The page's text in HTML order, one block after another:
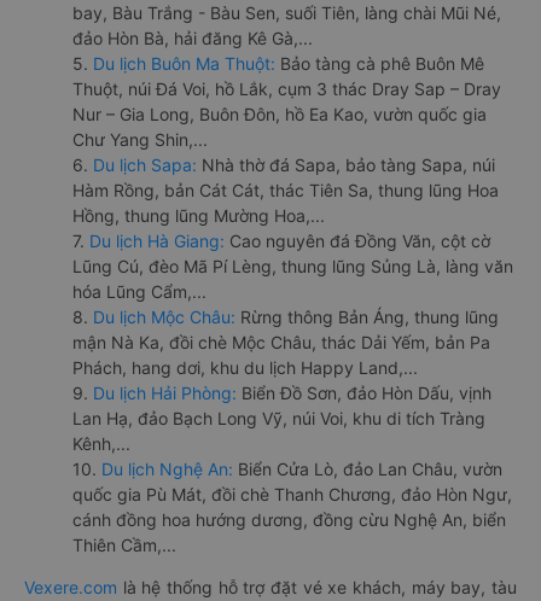
bay, Bàu Trắng - Bàu Sen, suối Tiên, làng chài Mũi Né,
đảo Hòn Bà, hải đăng Kê Gà,...
5. Du lịch Buôn Ma Thuột: Bảo tàng cà phê Buôn Mê
Thuột, núi Đá Voi, hồ Lắk, cụm 3 thác Dray Sap – Dray
Nur – Gia Long, Buôn Đôn, hồ Ea Kao, vườn quốc gia
Chư Yang Shin,...
6. Du lịch Sapa: Nhà thờ đá Sapa, bảo tàng Sapa, núi
Hàm Rồng, bản Cát Cát, thác Tiên Sa, thung lũng Hoa
Hồng, thung lũng Mường Hoa,...
7. Du lịch Hà Giang: Cao nguyên đá Đồng Văn, cột cờ
Lũng Cú, đèo Mã Pí Lèng, thung lũng Sủng Là, làng văn
hóa Lũng Cẩm,...
8. Du lịch Mộc Châu: Rừng thông Bản Áng, thung lũng
mận Nà Ka, đồi chè Mộc Châu, thác Dải Yếm, bản Pa
Phách, hang dơi, khu du lịch Happy Land,...
9. Du lịch Hải Phòng: Biển Đồ Sơn, đảo Hòn Dấu, vịnh
Lan Hạ, đảo Bạch Long Vỹ, núi Voi, khu di tích Tràng
Kênh,...
10. Du lịch Nghệ An: Biển Cửa Lò, đảo Lan Châu, vườn
quốc gia Pù Mát, đồi chè Thanh Chương, đảo Hòn Ngư,
cánh đồng hoa hướng dương, đồng cừu Nghệ An, biển
Thiên Cầm,...
Vexere.com là hệ thống hỗ trợ đặt vé xe khách, máy bay, tàu